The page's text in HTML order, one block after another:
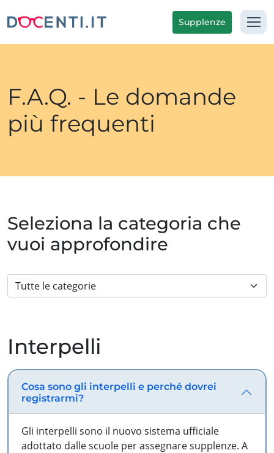
Supplenze
F.A.Q. - Le domande
più frequenti
Seleziona la categoria che
vuoi approfondire
Interpelli
Cosa sono gli interpelli e perché dovrei
registrarmi?
Gli interpelli sono il nuovo sistema ufficiale
adottato dalle scuole per assegnare supplenze. A